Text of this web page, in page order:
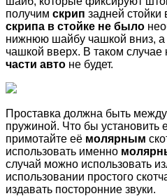
получим скрип задней стойки
скрипа в стойке не было
нижнюю шайбу чашкой вниз, а
чашкой вверх. В таком случае
части авто не будет.
Проставка должна быть
пружиной. Что бы установить
примотайте её молярным
использовать именно
случай можно использовать
использовании простого
издавать посторонние звуки.